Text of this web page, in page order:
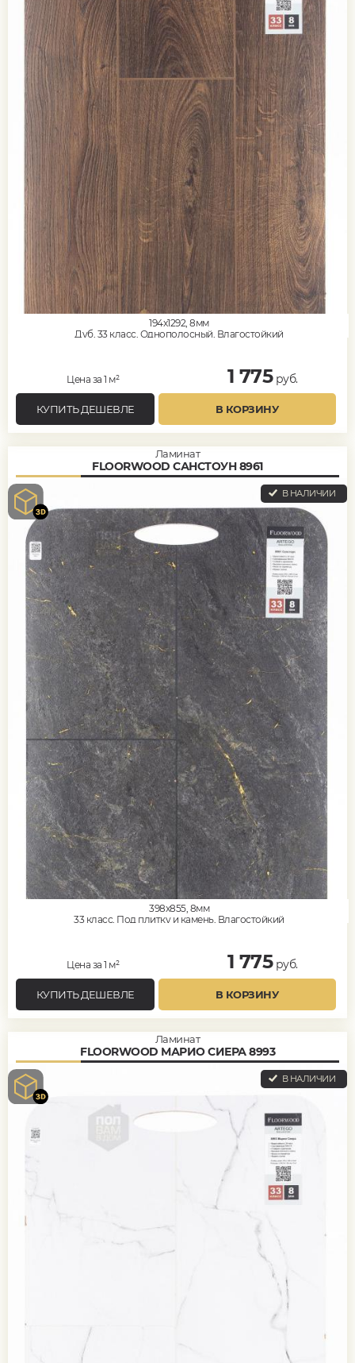
194x1292, 8мм
Дуб, 33 класс, Однополосный, Влагостойкий
Цена за 1 м² 1 775руб.
КУПИТЬ ДЕШЕВЛЕ В КОРЗИНУ
Ламинат
FLOORWOOD САНСТОУН 8961
В НАЛИЧИИ
398x855, 8мм
33 класс, Под плитку и камень, Влагостойкий
Цена за 1 м² 1 775руб.
КУПИТЬ ДЕШЕВЛЕ В КОРЗИНУ
Ламинат
FLOORWOOD МАРИО СИЕРА 8993
В НАЛИЧИИ